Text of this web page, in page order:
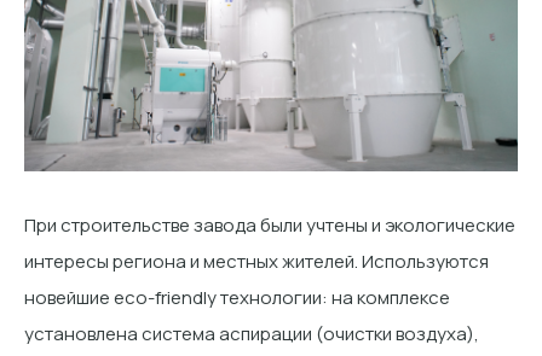
При строительстве завода были учтены и экологические
интересы региона и местных жителей. Используются
новейшие еco-friendly технологии: на комплексе
установлена система аспирации (очистки воздуха),